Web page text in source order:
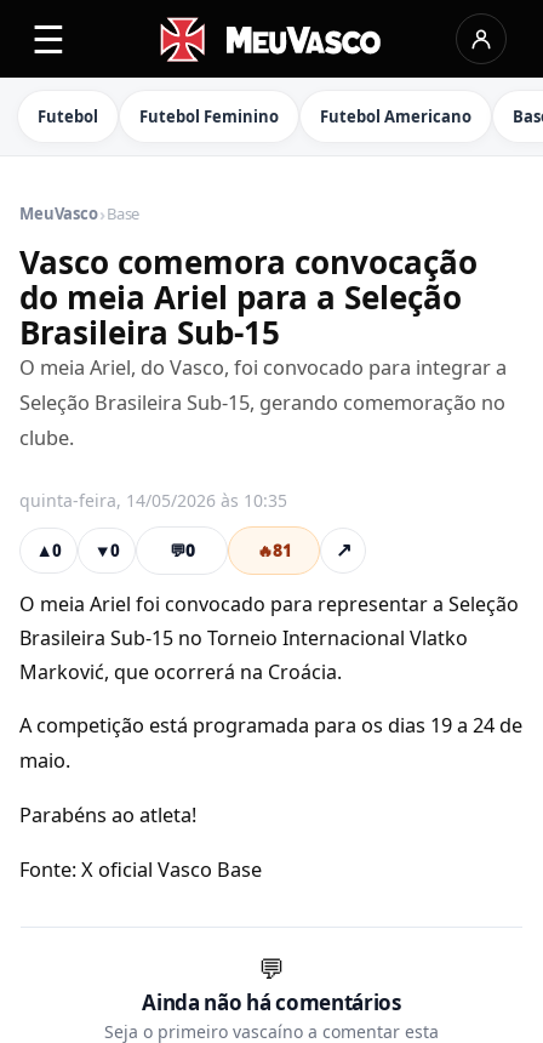
☰
Futebol Futebol Feminino Futebol Americano
MeuVasco›Base
Vasco comemora convocação
do meia Ariel para a Seleção
Brasileira Sub-15
O meia Ariel, do Vasco, foi convocado para integrar a
Seleção Brasileira Sub-15, gerando comemoração no
clube.
quinta-feira, 14/05/2026 às 10:35
▲0 ▼0 💬0 🔥81 ↗
O meia Ariel foi convocado para representar a Seleção
Brasileira Sub-15 no Torneio Internacional Vlatko
Marković, que ocorrerá na Croácia.
A competição está programada para os dias 19 a 24 de
maio.
Parabéns ao atleta!
Fonte: X oficial Vasco Base
💬
Ainda não há comentários
Seja o primeiro vascaíno a comentar esta